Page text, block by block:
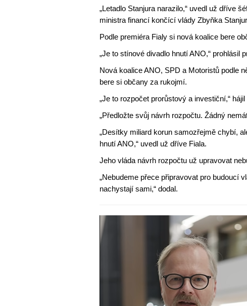
„Letadlo Stanjura narazilo,“ uvedl už dříve
ministra financí končící vlády Zbyňka
Podle premiéra Fialy si nová koalice bere
„Je to stínové divadlo hnutí ANO,“ prohlásil
Nová koalice ANO, SPD a Motoristů podle
bere si občany za rukojmí.
„Je to rozpočet prorůstový a investiční,“
„Předložte svůj návrh rozpočtu. Žádný
„Desítky miliard korun samozřejmě chybí,
hnutí ANO,“ uvedl už dříve Fiala.
Jeho vláda návrh rozpočtu už upravovat
„Nebudeme přece připravovat pro budoucí
nachystají sami,“ dodal.